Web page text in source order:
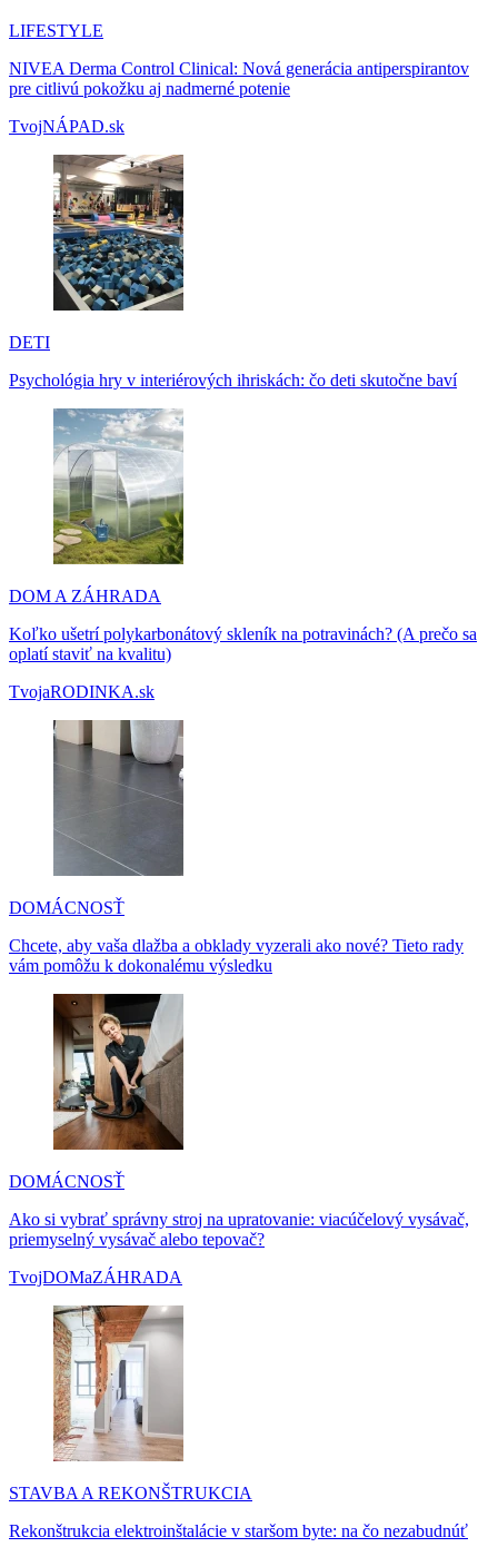
LIFESTYLE
NIVEA Derma Control Clinical: Nová generácia antiperspirantov
pre citlivú pokožku aj nadmerné potenie
TvojNÁPAD.sk
DETI
Psychológia hry v interiérových ihriskách: čo deti skutočne baví
DOM A ZÁHRADA
Koľko ušetrí polykarbonátový skleník na potravinách? (A prečo sa
oplatí staviť na kvalitu)
TvojaRODINKA.sk
DOMÁCNOSŤ
Chcete, aby vaša dlažba a obklady vyzerali ako nové? Tieto rady
vám pomôžu k dokonalému výsledku
DOMÁCNOSŤ
Ako si vybrať správny stroj na upratovanie: viacúčelový vysávač,
priemyselný vysávač alebo tepovač?
TvojDOMaZÁHRADA
STAVBA A REKONŠTRUKCIA
Rekonštrukcia elektroinštalácie v staršom byte: na čo nezabudnúť